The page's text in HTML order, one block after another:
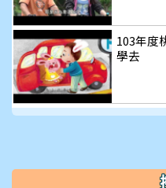
103年度
學去